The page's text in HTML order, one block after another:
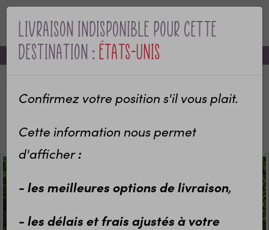
MENU
-10% sur votre première commande avec le code bienvenue
Livraison indisponible pour cette
destination :États-Unis
Confirmez votre position s'il vous plait.
Cette information nous permet
d'afficher:
- les meilleures options de livraison,
- les délais et frais ajustés à votre
Sport et Loisirs
Boîtes à goûter & Lunch box isotherme
forêt